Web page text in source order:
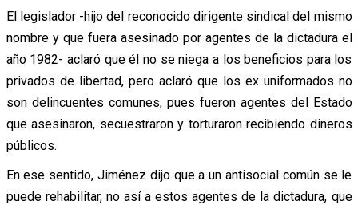
El legislador -hijo del reconocido dirigente sindical del mismo
nombre y que fuera asesinado por agentes de la dictadura el
año 1982- aclaró que él no se niega a los beneficios para los
privados de libertad, pero aclaró que los ex uniformados no
son delincuentes comunes, pues fueron agentes del Estado
que asesinaron, secuestraron y torturaron recibiendo dineros
públicos.
En ese sentido, Jiménez dijo que a un antisocial común se le
puede rehabilitar, no así a estos agentes de la dictadura, que